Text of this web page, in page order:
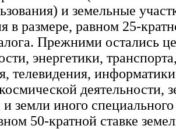
и земельные
в размере, равном 25-
Прежними остались
энергетики,
телевидения,
деятельности,
и земли иного
50-кратной ставке